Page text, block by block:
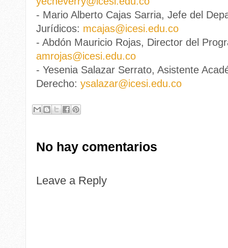
- Mario Alberto Cajas Sarria, Jefe del
Jurídicos: mcajas@icesi.edu.co
- Abdón Mauricio Rojas, Director del
amrojas@icesi.edu.co
- Yesenia Salazar Serrato, Asistente
Derecho: ysalazar@icesi.edu.co
No hay comentarios
Leave a Reply